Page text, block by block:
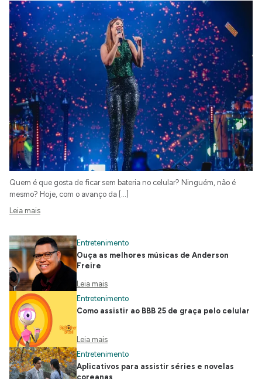
Quem é que gosta de ficar sem bateria no celular? Ninguém, não é
mesmo? Hoje, com o avanço da […]
Leia mais
Entretenimento
Ouça as melhores músicas de Anderson
Freire
Leia mais
Entretenimento
Como assistir ao BBB 25 de graça pelo celular
Leia mais
Entretenimento
Aplicativos para assistir séries e novelas
coreanas